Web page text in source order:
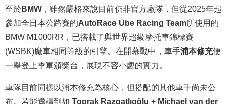
至於BMW ，雖然嚴格來說目前仍非官方廠隊，但從2025年起
參加全日本公路賽的AutoRace Ube Racing Team所使用的
BMW M1000RR，已搭載了與世界超級摩托車錦標賽
(WSBK)廠車相同等級的引擎。在開幕戰中，車手浦本修充便
一舉登上季軍頒獎台，展現不容小覷的實力。
車隊目前同樣以浦本修充為核心，但搭配的其他車手尚未公
布。若能邀請到如 Toprak Razgatlıoğlu + Michael van der